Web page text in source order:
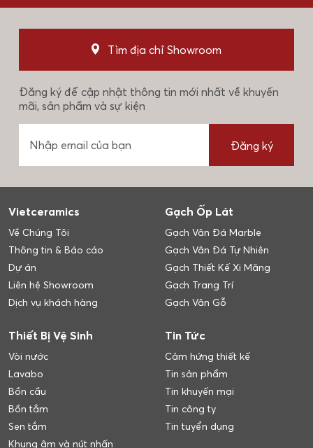
Tìm địa chỉ Showroom
Đăng ký để cập nhật thông tin mới nhất về khuyến
mãi, sản phẩm và sự kiện
Đăng ký
Vietceramics
Về Chúng Tôi
Thông tin & Báo cáo
Dự án
Liên hệ Showroom
Dịch vụ khách hàng
Gạch Ốp Lát
Gạch Vân Đá Marble
Gạch Vân Đá Tự Nhiên
Gạch Thiết Kế Xi Măng
Gạch Trang Trí
Gạch Vân Gỗ
Thiết Bị Vệ Sinh
Vòi nước
Lavabo
Bồn cầu
Bồn tắm
Sen tắm
Khung âm và nút nhấn
Tin Tức
Cảm hứng thiết kế
Tin sản phẩm
Tin khuyến mại
Tin công ty
Tin tuyển dụng